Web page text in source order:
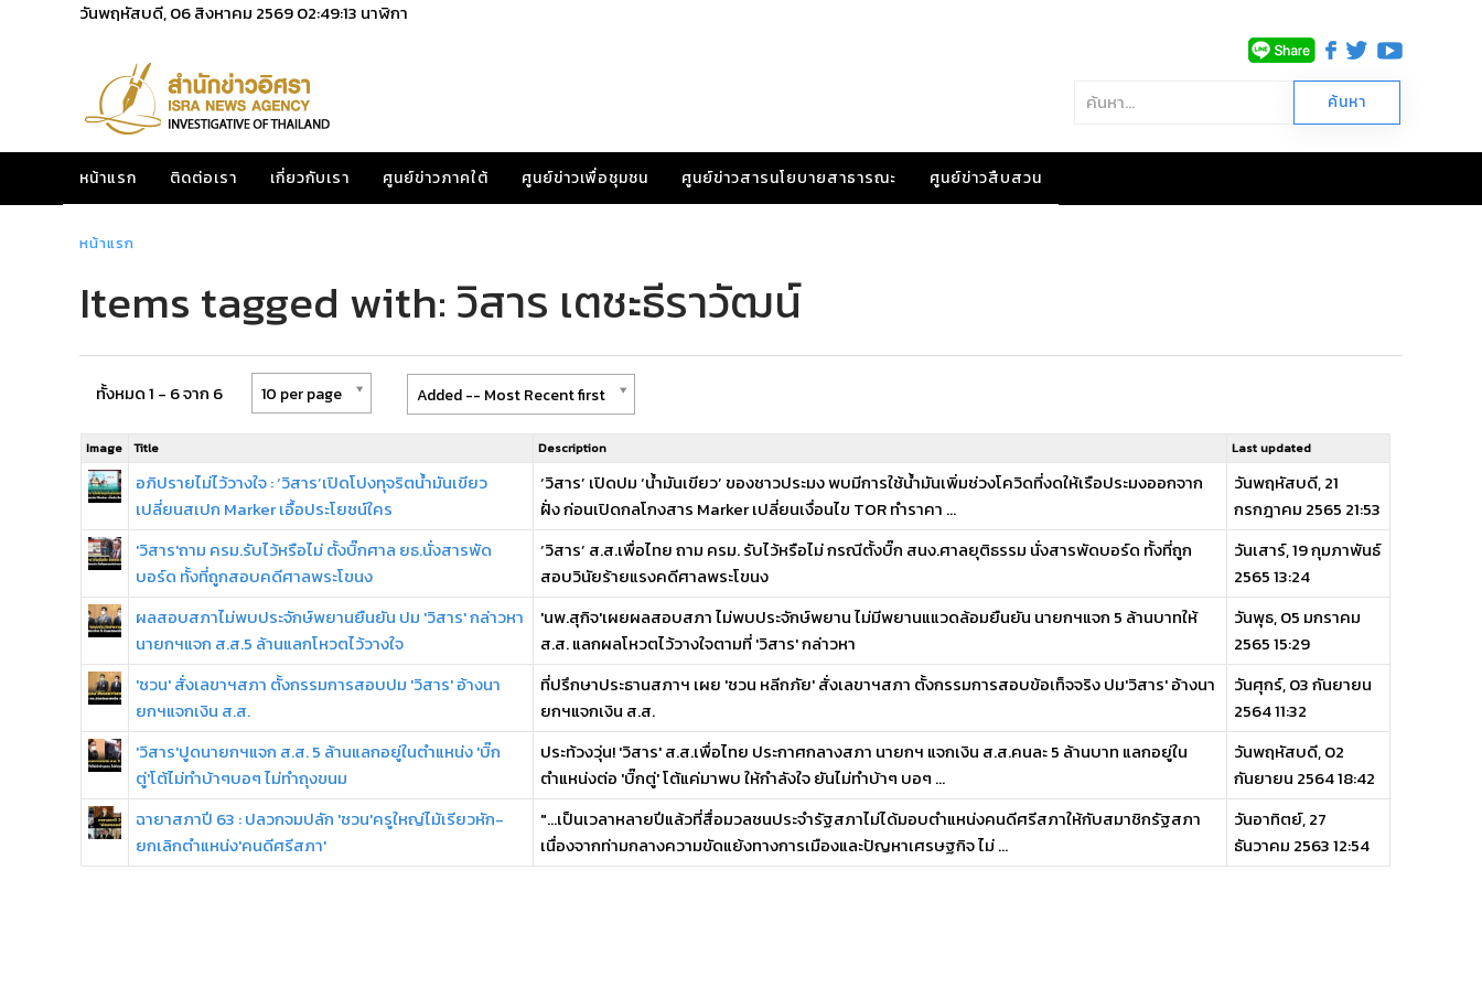
วันพฤหัสบดี, 06 สิงหาคม 256902:49:13 นาฬิกา
หน้าแรก ติดต่อเรา เกี่ยวกับเรา ศูนย์ข่าวภาคใต้ ศูนย์ข่าวเพื่อชุมชน ศูนย์ข่าวสารนโยบายสาธารณะ ศูนย์ข่าวสืบสวน
หน้าแรก
Items tagged with: วิสาร เตชะธีราวัฒน์
ทั้งหมด 1 - 6 จาก 6 10 per page Added -- Most Recent first
Image Title Description Last updated
อภิปรายไม่ไว้วางใจ : ‘วิสาร’เปิดโปงทุจริตน้ำมันเขียว
เปลี่ยนสเปก Marker เอื้อประโยชน์ใคร
‘วิสาร’ เปิดปม ‘น้ำมันเขียว’ ของชาวประมง พบมีการใช้น้ำมันเพิ่มช่วงโควิดที่งดให้เรือประมงออกจาก
ฝั่ง ก่อนเปิดกลโกงสาร Marker เปลี่ยนเงื่อนไข TOR ทำราคา ...
วันพฤหัสบดี, 21
กรกฎาคม 2565 21:53
'วิสาร'ถาม ครม.รับไว้หรือไม่ ตั้งบิ๊กศาล ยธ.นั่งสารพัด
บอร์ด ทั้งที่ถูกสอบคดีศาลพระโขนง
‘วิสาร’ ส.ส.เพื่อไทย ถาม ครม. รับไว้หรือไม่ กรณีตั้งบิ๊ก สนง.ศาลยุติธรรม นั่งสารพัดบอร์ด ทั้งที่ถูก
สอบวินัยร้ายแรงคดีศาลพระโขนง
วันเสาร์, 19 กุมภาพันธ์
2565 13:24
ผลสอบสภาไม่พบประจักษ์พยานยืนยัน ปม 'วิสาร' กล่าวหา
นายกฯแจก ส.ส.5 ล้านแลกโหวตไว้วางใจ
'นพ.สุกิจ'เผยผลสอบสภา ไม่พบประจักษ์พยาน ไม่มีพยานแแวดล้อมยืนยัน นายกฯแจก 5 ล้านบาทให้
ส.ส. แลกผลโหวตไว้วางใจตามที่ 'วิสาร' กล่าวหา
วันพุธ, 05 มกราคม
2565 15:29
'ชวน' สั่งเลขาฯสภา ตั้งกรรมการสอบปม 'วิสาร' อ้างนา
ยกฯแจกเงิน ส.ส.
ที่ปรึกษาประธานสภาฯ เผย 'ชวน หลีกภัย' สั่งเลขาฯสภา ตั้งกรรมการสอบข้อเท็จจริง ปม'วิสาร' อ้างนา
ยกฯแจกเงิน ส.ส.
วันศุกร์, 03 กันยายน
2564 11:32
'วิสาร'ปูดนายกฯแจก ส.ส. 5 ล้านแลกอยู่ในตำแหน่ง 'บิ๊ก
ตู่'โต้ไม่ทำบ้าๆบอๆ ไม่ทำถุงขนม
ประท้วงวุ่น! 'วิสาร' ส.ส.เพื่อไทย ประกาศกลางสภา นายกฯ แจกเงิน ส.ส.คนละ 5 ล้านบาท แลกอยู่ใน
ตำแหน่งต่อ 'บิ๊กตู่' โต้แค่มาพบ ให้กำลังใจ ยันไม่ทำบ้าๆ บอๆ ...
วันพฤหัสบดี, 02
กันยายน 2564 18:42
ฉายาสภาปี 63 : ปลวกจมปลัก 'ชวน'ครูใหญ่ไม้เรียวหัก-
ยกเลิกตำแหน่ง'คนดีศรีสภา'
"...เป็นเวลาหลายปีแล้วที่สื่อมวลชนประจำรัฐสภาไม่ได้มอบตำแหน่งคนดีศรีสภาให้กับสมาชิกรัฐสภา
เนื่องจากท่ามกลางความขัดแย้งทางการเมืองและปัญหาเศรษฐกิจ ไม่ ...
วันอาทิตย์, 27
ธันวาคม 2563 12:54